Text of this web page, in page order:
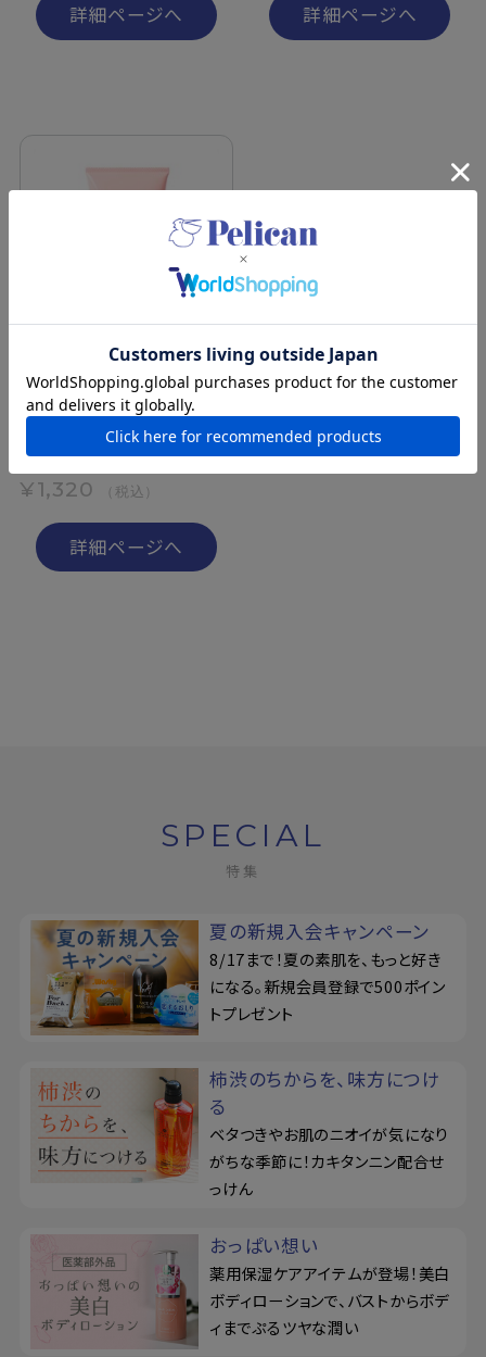
詳細ページへ 詳細ページへ
恋するおしり ヒップケアボ
¥1,320 （税込）
詳細ページへ
SPECIAL
特集
夏の新規入会キャンペーン
8/17まで！夏の素肌を、もっと好き
になる。新規会員登録で500ポイン
トプレゼント
柿渋のちからを、味方につけ
る
ベタつきやお肌のニオイが気になり
がちな季節に！カキタンニン配合せ
っけん
おっぱい想い
薬用保湿ケアアイテムが登場！美白
ボディローションで、バストからボデ
ィまでぷるツヤな潤い